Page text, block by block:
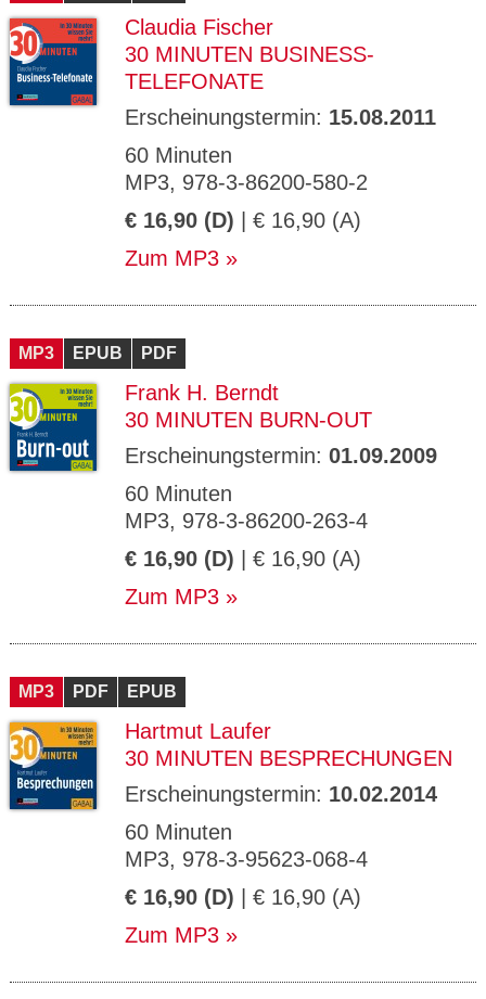
Claudia Fischer
30 MINUTEN BUSINESS-
TELEFONATE
Erscheinungstermin: 15.08.2011
60 Minuten
MP3, 978-3-86200-580-2
€ 16,90 (D) | € 16,90 (A)
Zum MP3
MP3 EPUB PDF
Frank H. Berndt
30 MINUTEN BURN-OUT
Erscheinungstermin: 01.09.2009
60 Minuten
MP3, 978-3-86200-263-4
€ 16,90 (D) | € 16,90 (A)
Zum MP3
MP3 PDF EPUB
Hartmut Laufer
30 MINUTEN BESPRECHUNGEN
Erscheinungstermin: 10.02.2014
60 Minuten
MP3, 978-3-95623-068-4
€ 16,90 (D) | € 16,90 (A)
Zum MP3